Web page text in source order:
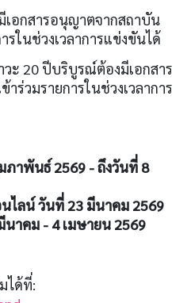
อกสารอนุญาตจากสถาบัน
รในช่วงเวลาการแข่งขันได้
ะ 20 ปีบริบูรณ์ต้องมีเอกสาร
ร่วมรายการในช่วงเวลาการ
ภาพันธ์ 2569 - ถึงวันที่ 8
ไลน์ วันที่ 23 มีนาคม 2569
าคม - 4 เมษายน 2569
ได้ที่: